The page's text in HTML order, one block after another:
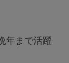
年まで活躍